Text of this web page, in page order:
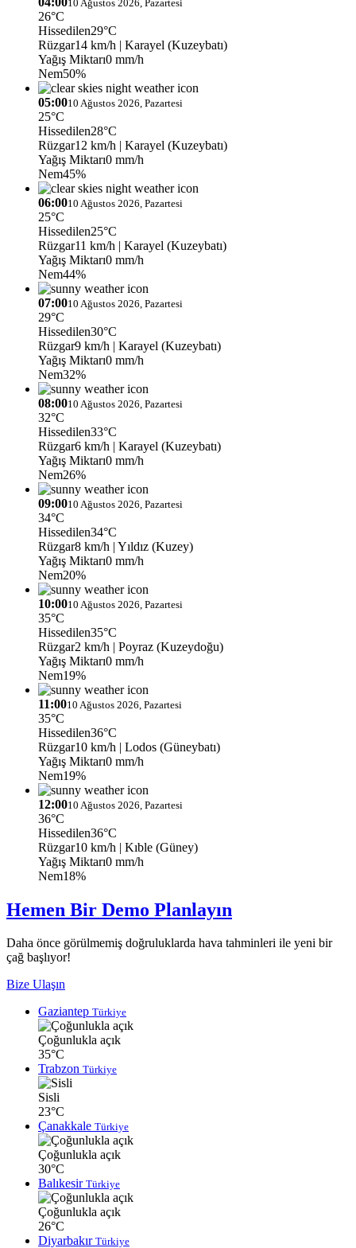
10 Ağustos 2026, Pazartesi
26°C
Hissedilen29°C
Rüzgar14 km/h | Karayel (Kuzeybatı)
Yağış Miktarı0 mm/h
Nem50%
05:0010 Ağustos 2026, Pazartesi
25°C
Hissedilen28°C
Rüzgar12 km/h | Karayel (Kuzeybatı)
Yağış Miktarı0 mm/h
Nem45%
06:0010 Ağustos 2026, Pazartesi
25°C
Hissedilen25°C
Rüzgar11 km/h | Karayel (Kuzeybatı)
Yağış Miktarı0 mm/h
Nem44%
07:0010 Ağustos 2026, Pazartesi
29°C
Hissedilen30°C
Rüzgar9 km/h | Karayel (Kuzeybatı)
Yağış Miktarı0 mm/h
Nem32%
08:0010 Ağustos 2026, Pazartesi
32°C
Hissedilen33°C
Rüzgar6 km/h | Karayel (Kuzeybatı)
Yağış Miktarı0 mm/h
Nem26%
09:0010 Ağustos 2026, Pazartesi
34°C
Hissedilen34°C
Rüzgar8 km/h | Yıldız (Kuzey)
Yağış Miktarı0 mm/h
Nem20%
10:0010 Ağustos 2026, Pazartesi
35°C
Hissedilen35°C
Rüzgar2 km/h | Poyraz (Kuzeydoğu)
Yağış Miktarı0 mm/h
Nem19%
11:0010 Ağustos 2026, Pazartesi
35°C
Hissedilen36°C
Rüzgar10 km/h | Lodos (Güneybatı)
Yağış Miktarı0 mm/h
Nem19%
12:0010 Ağustos 2026, Pazartesi
36°C
Hissedilen36°C
Rüzgar10 km/h | Kıble (Güney)
Yağış Miktarı0 mm/h
Nem18%
Hemen Bir Demo Planlayın
Daha önce görülmemiş doğruluklarda hava tahminleri ile yeni bir
çağ başlıyor!
Bize Ulaşın
Gaziantep Türkiye
Çoğunlukla açık
35°C
Trabzon Türkiye
Sisli
23°C
Çanakkale Türkiye
Çoğunlukla açık
30°C
Balıkesir Türkiye
Çoğunlukla açık
26°C
Diyarbakır Türkiye